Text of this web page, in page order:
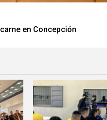
en Concepción